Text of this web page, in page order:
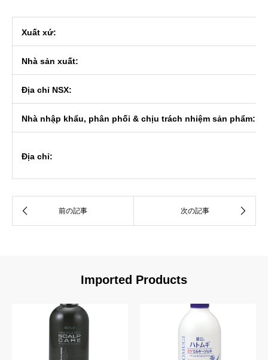
Xuất xứ:
Nhà sản xuất:
Địa chỉ NSX:
Nhà nhập khẩu, phân phối & chịu trách nhiệm sản phẩm:
Địa chỉ:
Imported Products